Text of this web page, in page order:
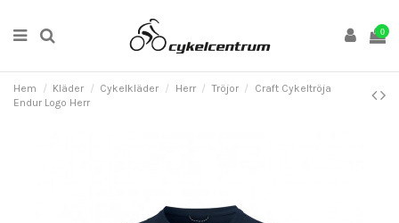
0
Hem Kläder Cykelkläder Herr Tröjor
Craft Cykeltröja
Endur Logo Herr